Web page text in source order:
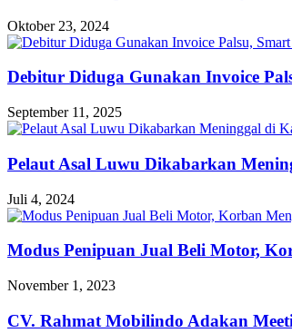
Oktober 23, 2024
Debitur Diduga Gunakan Invoice
September 11, 2025
Pelaut Asal Luwu Dikabarkan
Juli 4, 2024
Modus Penipuan Jual Beli Motor,
November 1, 2023
CV. Rahmat Mobilindo Adakan